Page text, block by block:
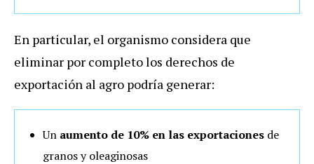
En particular, el organismo considera que
eliminar por completo los derechos de
exportación al agro podría generar:
Un aumento de 10% en las exportaciones de
granos y oleaginosas